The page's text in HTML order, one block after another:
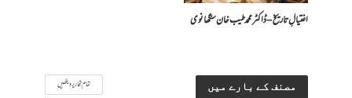
اغتیالِ تاریخ – ڈاکٹر محمد طیب خان سنگھانوی
مصنف کے بارے میں تمام تحاریر دیکھیں